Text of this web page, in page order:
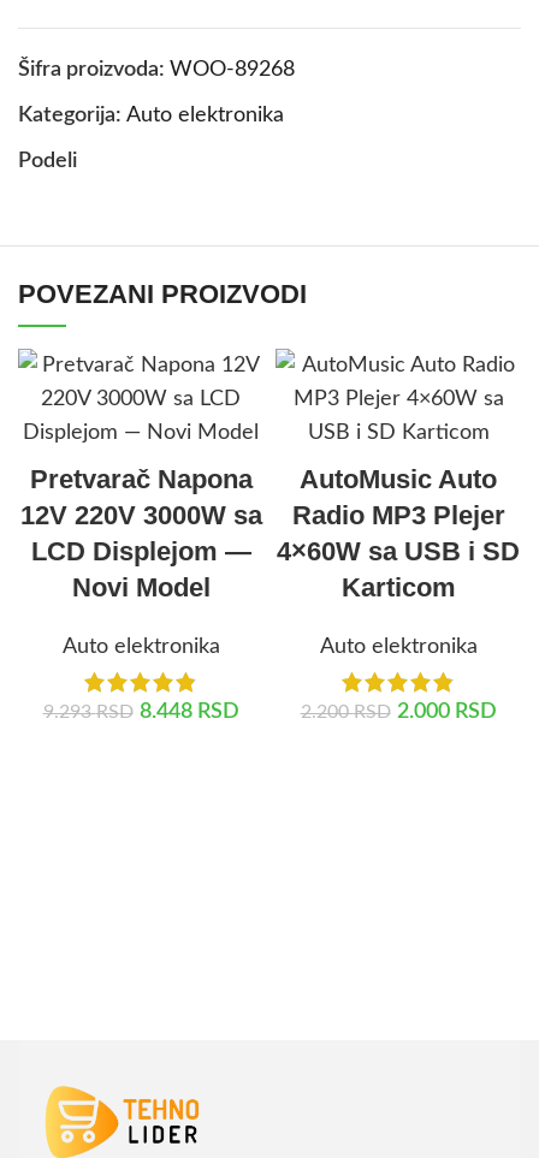
Šifra proizvoda: WOO-89268
Kategorija: Auto elektronika
Podeli
POVEZANI PROIZVODI
Pretvarač Napona
12V 220V 3000W sa
LCD Displejom —
Novi Model
Auto elektronika
9.293RSD 8.448 RSD
AutoMusic Auto
Radio MP3 Plejer
4×60W sa USB i SD
Karticom
Auto elektronika
2.200RSD 2.000 RSD